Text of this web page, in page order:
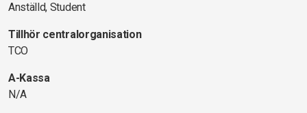
Anställd, Student
Tillhör centralorganisation
TCO
A-Kassa
N/A